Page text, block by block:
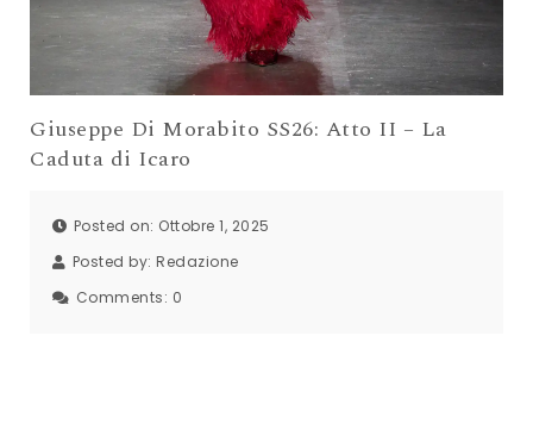
Giuseppe Di Morabito SS26: Atto II – La
Caduta di Icaro
Posted on: Ottobre 1, 2025
Posted by: Redazione
Comments: 0